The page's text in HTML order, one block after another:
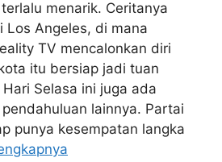
menarik. Ceritanya
Angeles, di mana
TV mencalonkan diri
itu bersiap jadi tuan
Selasa ini juga ada
lainnya. Partai
punya kesempatan langka